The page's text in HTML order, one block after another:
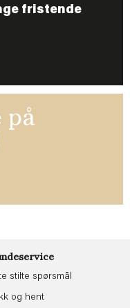
fristende
på
stilte spørsmål
og hent